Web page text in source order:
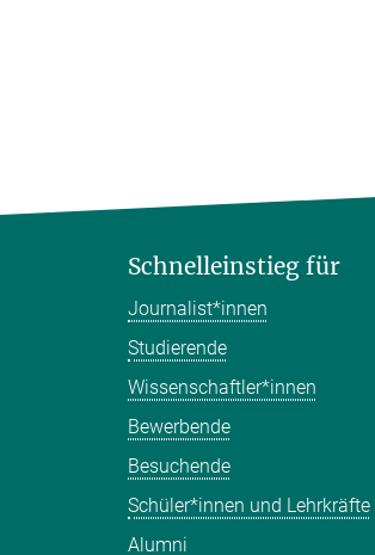
Schnelleinstieg für
Journalist*innen
Studierende
Wissenschaftler*innen
Bewerbende
Besuchende
Schüler*innen und Lehrkräfte
Alumni